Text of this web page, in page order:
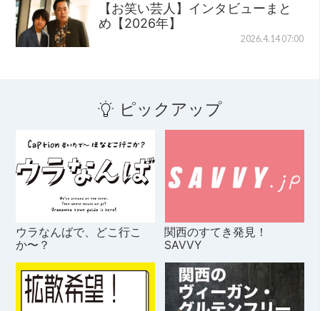
【お笑い芸人】インタビューまと
め【2026年】
2026.4.14 07:00
ピックアップ
ウラなんばで、どこ行こ
か〜？
関西のすてき発見！
SAVVY